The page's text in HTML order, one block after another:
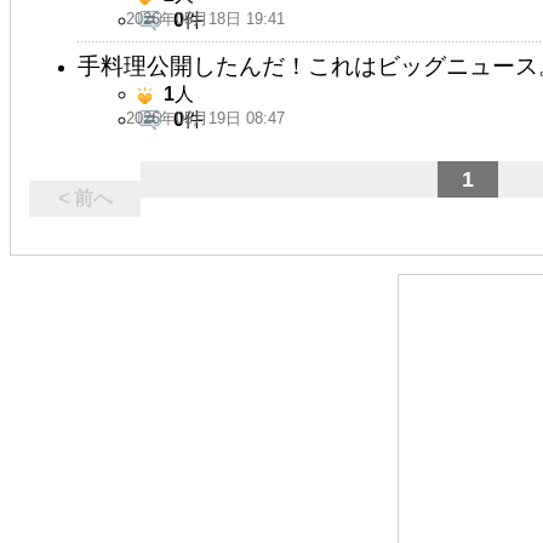
2026年05月18日 19:41
0件
手料理公開したんだ！これはビッグニュース
2026年05月19日 08:47
1人
0件
< 前へ
1